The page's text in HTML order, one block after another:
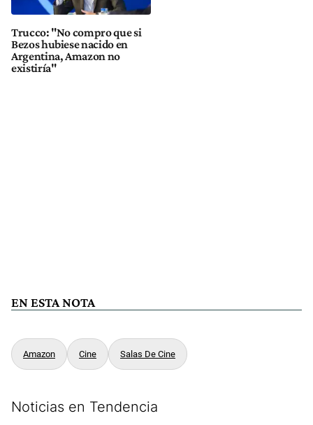
Trucco: "No compro que si
Bezos hubiese nacido en
Argentina, Amazon no
existiría"
EN ESTA NOTA
Amazon Cine Salas De Cine
Noticias en Tendencia